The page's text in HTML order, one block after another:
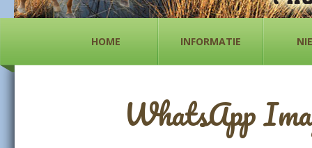
HOME INFORMATIE
WhatsApp